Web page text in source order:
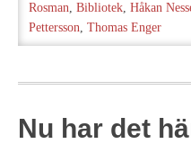
Rosman, Bibliotek, Håkan
Pettersson, Thomas Enger
Nu har det